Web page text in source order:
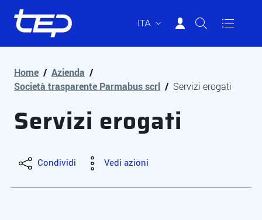
Tep - Trasporti pubblici ParmaITA
Home / Azienda /
Società trasparente Parmabus scrl / Servizi erogati
Servizi erogati
Condividi Vedi azioni